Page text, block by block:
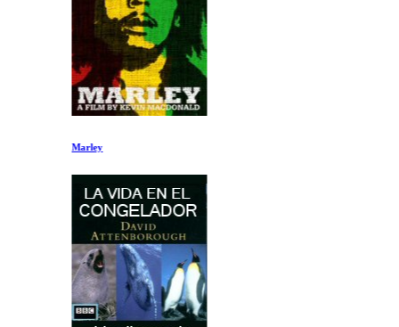
Marley